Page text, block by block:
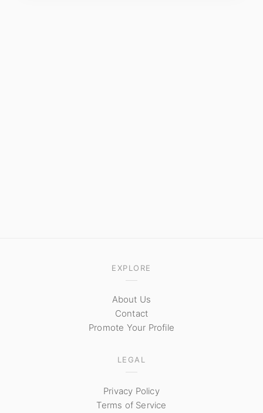
EXPLORE
About Us
Contact
Promote Your Profile
LEGAL
Privacy Policy
Terms of Service